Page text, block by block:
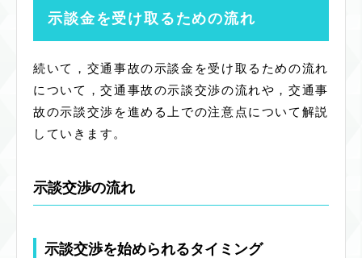
示談金を受け取るための流れ
続いて，交通事故の示談金を受け取るための流れ
について，交通事故の示談交渉の流れや，交通事
故の示談交渉を進める上での注意点について解説
していきます。
示談交渉の流れ
示談交渉を始められるタイミング